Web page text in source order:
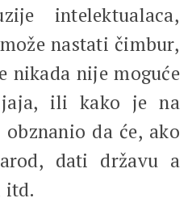
intelektualaca,
nastati čimbur,
nikada nije moguće
jaja, ili kako je na
da će, ako
dati državu a
itd.